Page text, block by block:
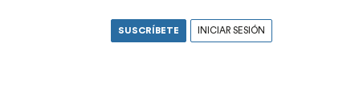
SUSCRÍBETE INICIAR SESIÓN